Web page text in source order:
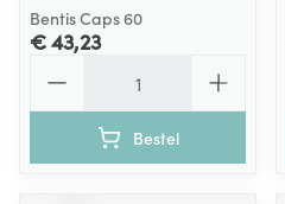
Bentis Caps 60
€ 43,23
Bestel